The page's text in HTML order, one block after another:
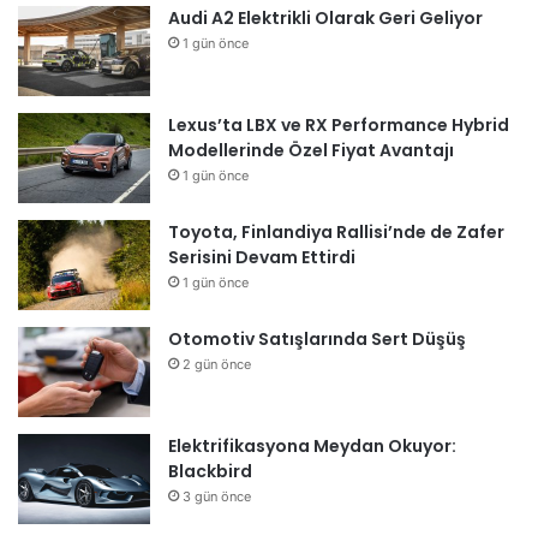
Audi A2 Elektrikli Olarak Geri Geliyor
1 gün önce
Lexus’ta LBX ve RX Performance Hybrid
Modellerinde Özel Fiyat Avantajı
1 gün önce
Toyota, Finlandiya Rallisi’nde de Zafer
Serisini Devam Ettirdi
1 gün önce
Otomotiv Satışlarında Sert Düşüş
2 gün önce
Elektrifikasyona Meydan Okuyor:
Blackbird
3 gün önce